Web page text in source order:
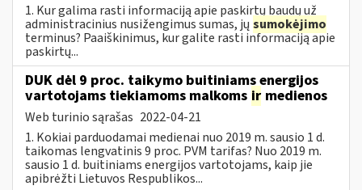
1. Kur galima rasti informaciją apie paskirtų baudų už
administracinius nusižengimus sumas, jų sumokėjimo
terminus? Paaiškinimus, kur galite rasti informaciją apie
paskirtų...
DUK dėl 9 proc. taikymo buitiniams energijos
vartotojams tiekiamoms malkoms ir medienos
Web turinio sąrašas 2022-04-21
1. Kokiai parduodamai medienai nuo 2019 m. sausio 1 d.
taikomas lengvatinis 9 proc. PVM tarifas? Nuo 2019 m.
sausio 1 d. buitiniams energijos vartotojams, kaip jie
apibrėžti Lietuvos Respublikos...